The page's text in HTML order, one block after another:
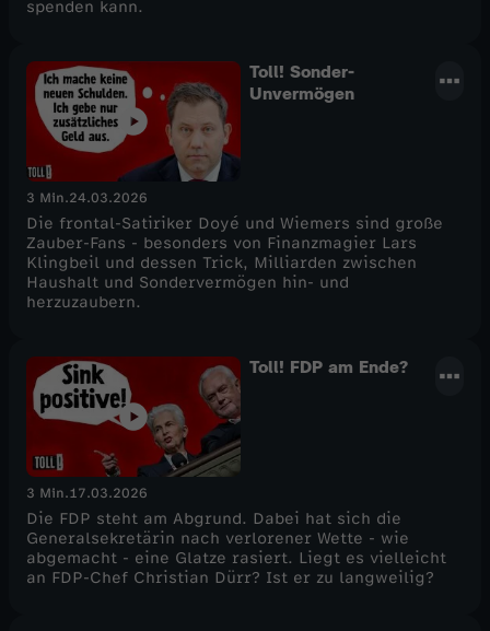
spenden kann.
Toll! Sonder-
Unvermögen
3 Min.24.03.2026
Die frontal-Satiriker Doyé und Wiemers sind große
Zauber-Fans - besonders von Finanzmagier Lars
Klingbeil und dessen Trick, Milliarden zwischen
Haushalt und Sondervermögen hin- und
herzuzaubern.
Toll! FDP am Ende?
3 Min.17.03.2026
Die FDP steht am Abgrund. Dabei hat sich die
Generalsekretärin nach verlorener Wette - wie
abgemacht - eine Glatze rasiert. Liegt es vielleicht
an FDP-Chef Christian Dürr? Ist er zu langweilig?